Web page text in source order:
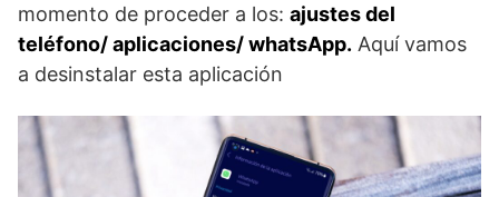
momento de proceder a los: ajustes del
teléfono/ aplicaciones/ whatsApp. Aquí vamos
a desinstalar esta aplicación